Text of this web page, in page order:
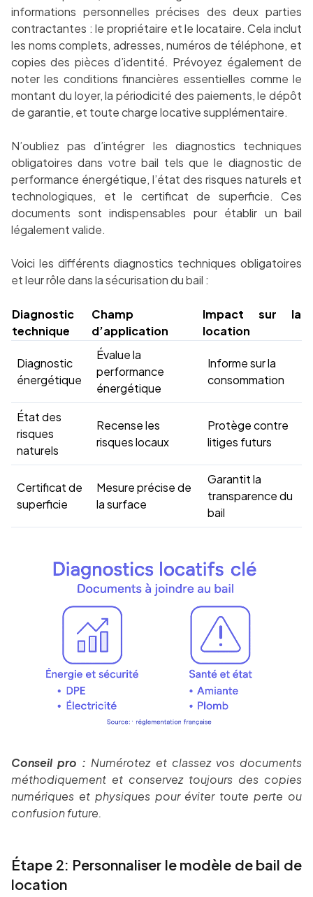
informations personnelles précises des deux parties
contractantes : le propriétaire et le locataire. Cela inclut
les noms complets, adresses, numéros de téléphone, et
copies des pièces d’identité. Prévoyez également de
noter les conditions financières essentielles comme le
montant du loyer, la périodicité des paiements, le dépôt
de garantie, et toute charge locative supplémentaire.
N’oubliez pas d’intégrer les diagnostics techniques
obligatoires dans votre bail tels que le diagnostic de
performance énergétique, l’état des risques naturels et
technologiques, et le certificat de superficie. Ces
documents sont indispensables pour établir un bail
légalement valide.
Voici les différents diagnostics techniques obligatoires
et leur rôle dans la sécurisation du bail :
Diagnostic
technique
Champ
d’application
Impact sur la
location
Diagnostic
énergétique
Évalue la
performance
énergétique
Informe sur la
consommation
État des
risques
naturels
Recense les
risques locaux
Protège contre
litiges futurs
Certificat de
superficie
Mesure précise de
la surface
Garantit la
transparence du
bail
Conseil pro : Numérotez et classez vos documents
méthodiquement et conservez toujours des copies
numériques et physiques pour éviter toute perte ou
confusion future.
Étape 2: Personnaliser le modèle de bail de
location